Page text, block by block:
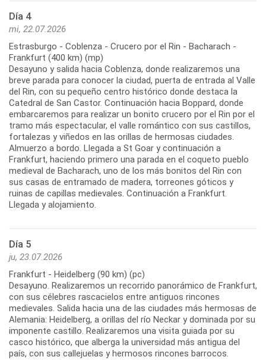
Día 4
mi, 22.07.2026
Estrasburgo - Coblenza - Crucero por el Rin - Bacharach -
Frankfurt (400 km) (mp)
Desayuno y salida hacia Coblenza, donde realizaremos una
breve parada para conocer la ciudad, puerta de entrada al Valle
del Rin, con su pequeño centro histórico donde destaca la
Catedral de San Castor. Continuación hacia Boppard, donde
embarcaremos para realizar un bonito crucero por el Rin por el
tramo más espectacular, el valle romántico con sus castillos,
fortalezas y viñedos en las orillas de hermosas ciudades.
Almuerzo a bordo. Llegada a St Goar y continuación a
Frankfurt, haciendo primero una parada en el coqueto pueblo
medieval de Bacharach, uno de los más bonitos del Rin con
sus casas de entramado de madera, torreones góticos y
ruinas de capillas medievales. Continuación a Frankfurt.
Día 5
ju, 23.07.2026
Frankfurt - Heidelberg (90 km) (pc)
Desayuno. Realizaremos un recorrido panorámico de Frankfurt,
con sus célebres rascacielos entre antiguos rincones
medievales. Salida hacia una de las ciudades más hermosas de
Alemania: Heidelberg, a orillas del río Neckar y dominada por su
imponente castillo. Realizaremos una visita guiada por su
casco histórico, que alberga la universidad más antigua del
país, con sus callejuelas y hermosos rincones barrocos.